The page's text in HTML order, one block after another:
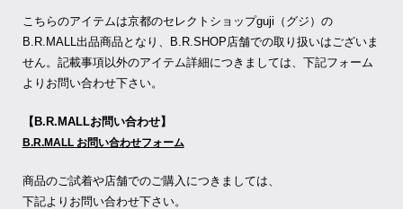
こちらのアイテムは京都のセレクトショップguji（グジ）の
B.R.MALL出品商品となり、B.R.SHOP店舗での取り扱いはございま
せん。記載事項以外のアイテム詳細につきましては、下記フォーム
よりお問い合わせ下さい。
【B.R.MALLお問い合わせ】
B.R.MALL お問い合わせフォーム
商品のご試着や店舗でのご購入につきましては、
下記よりお問い合わせ下さい。